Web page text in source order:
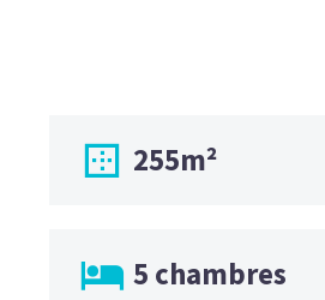
 255m²
 5 chambres